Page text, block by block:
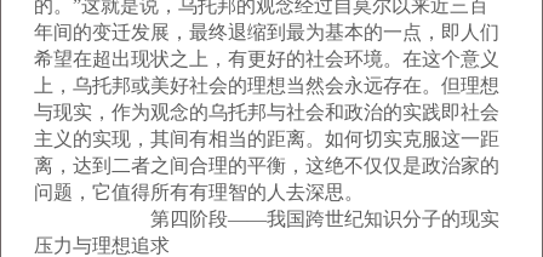
的。”这就是说，乌托邦的观念经过自莫尔以来近三百
年间的变迁发展，最终退缩到最为基本的一点，即人们
希望在超出现状之上，有更好的社会环境。在这个意义
上，乌托邦或美好社会的理想当然会永远存在。但理想
与现实，作为观念的乌托邦与社会和政治的实践即社会
主义的实现，其间有相当的距离。如何切实克服这一距
离，达到二者之间合理的平衡，这绝不仅仅是政治家的
问题，它值得所有有理智的人去深思。
第四阶段——我国跨世纪知识分子的现实
压力与理想追求